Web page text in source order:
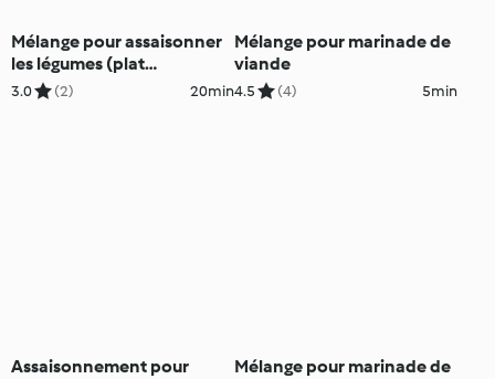
Mélange pour assaisonner
les légumes (plat
végétarien)
3.0 (2) 20min
Mélange pour marinade de
viande
4.5 (4) 5min
Assaisonnement pour
Mélange pour marinade de